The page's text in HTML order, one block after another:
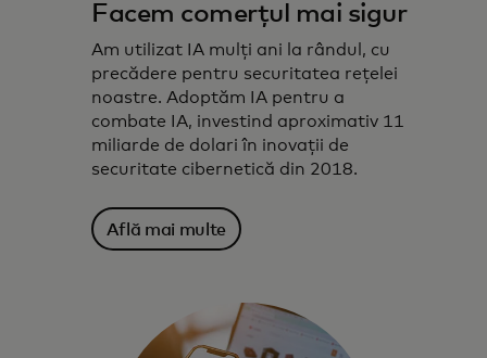
Facem comerțul mai sigur
Am utilizat IA mulți ani la rândul, cu
precădere pentru securitatea rețelei
noastre. Adoptăm IA pentru a
combate IA, investind aproximativ 11
miliarde de dolari în inovații de
securitate cibernetică din 2018.
Află mai multe